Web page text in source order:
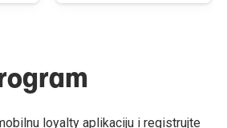
loyalty aplikaciju i registrujte